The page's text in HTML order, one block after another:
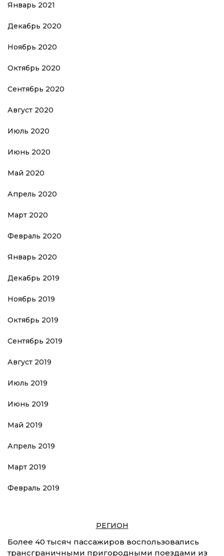
Январь 2021
Декабрь 2020
Ноябрь 2020
Октябрь 2020
Сентябрь 2020
Август 2020
Июль 2020
Июнь 2020
Май 2020
Апрель 2020
Март 2020
Февраль 2020
Январь 2020
Декабрь 2019
Ноябрь 2019
Октябрь 2019
Сентябрь 2019
Август 2019
Июль 2019
Июнь 2019
Май 2019
Апрель 2019
Март 2019
Февраль 2019
РЕГИОН
Более 40 тысяч пассажиров воспользовались
трансграничными пригородными поездами из